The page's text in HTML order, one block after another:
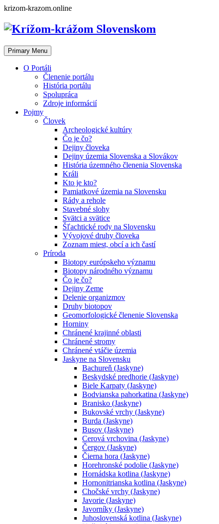
Skip
content
krizom-krazom.online
Primary Menu
O Portáli
Členenie portálu
História portálu
Spolupráca
Zdroje informácií
Pojmy
Človek
Archeologické kultúry
Čo je čo?
Dejiny človeka
Dejiny územia Slovenska a Slovákov
História územného členenia Slovenska
Králi
Kto je kto?
Pamiatkové územia na Slovensku
Rády a rehole
Stavebné slohy
Svätci a svätice
Šľachtické rody na Slovensku
Vývojové druhy človeka
Zoznam miest, obcí a ich častí
Príroda
Biotopy európskeho významu
Biotopy národného významu
Čo je čo?
Dejiny Zeme
Delenie organizmov
Druhy biotopov
Geomorfologické členenie Slovenska
Horniny
Chránené krajinné oblasti
Chránené stromy
Chránené vtáčie územia
Jaskyne na Slovensku
Bachureň (Jaskyne)
Beskydské predhorie (Jaskyne)
Biele Karpaty (Jaskyne)
Bodvianska pahorkatina (Jaskyne)
Branisko (Jaskyne)
Bukovské vrchy (Jaskyne)
Burda (Jaskyne)
Busov (Jaskyne)
Cerová vrchovina (Jaskyne)
Čergov (Jaskyne)
Čierna hora (Jaskyne)
Horehronské podolie (Jaskyne)
Hornádska kotlina (Jaskyne)
Hornonitrianska kotlina (Jaskyne)
Chočské vrchy (Jaskyne)
Javorie (Jaskyne)
Javorníky (Jaskyne)
Juhoslovenská kotlina (Jaskyne)